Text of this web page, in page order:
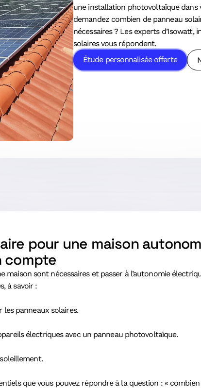
une installation photovoltaïque dans
demandez combien de panneau
nécessaires ? Les experts
solaires vous répondent.
Étude personnalisée offerte
pour une maison
compte
maison sont nécessaires et passer à l’autonomie
à savoir :
panneaux solaires.
électriques avec un panneau photovoltaïque.
que vous pouvez répondre à la question : «